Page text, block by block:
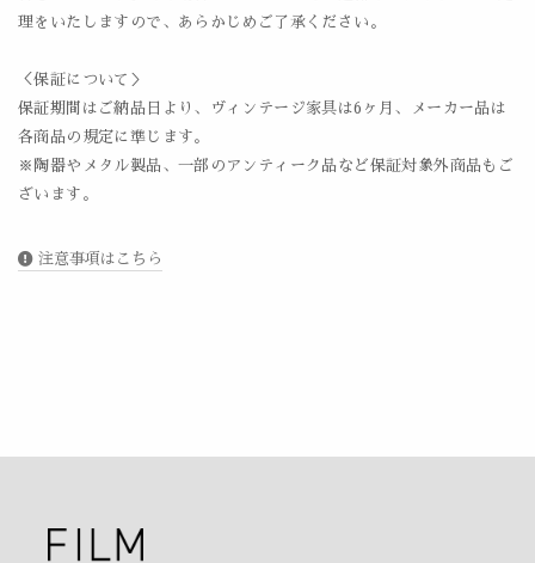
理をいたしますので、あらかじめご了承ください。
＜保証について＞
保証期間はご納品日より、ヴィンテージ家具は6ヶ月、メーカー品は
各商品の規定に準じます。
※陶器やメタル製品、一部のアンティーク品など保証対象外商品もご
ざいます。
注意事項はこちら